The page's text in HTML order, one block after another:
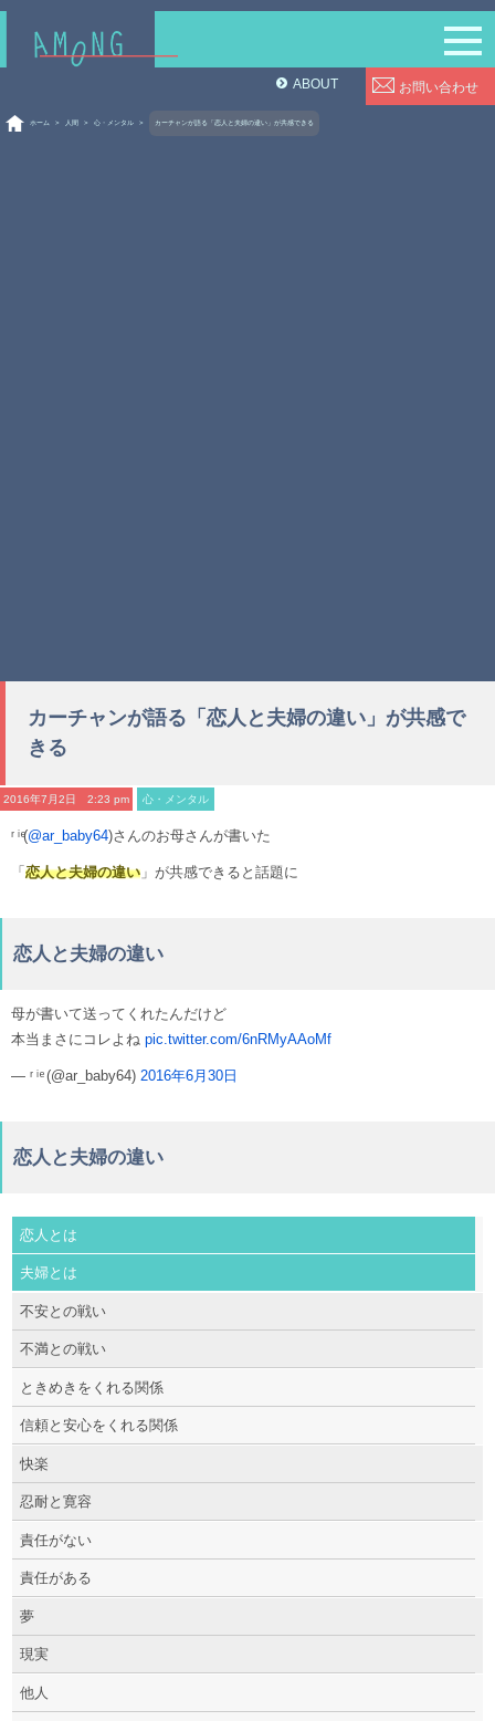
お問い合わせ
ABOUT
ホーム > 人間 > 心・メンタル > カーチャンが語る「恋人と夫婦の違い」が共感できる
カーチャンが語る「恋人と夫婦の違い」が共感で
きる
2016年7月2日 2:23 pm 心・メンタル
ʳ ͥ ͤ(@ar_baby64)さんのお母さんが書いた
「 恋人と夫婦の違い 」が共感できると話題に
恋人と夫婦の違い
母が書いて送ってくれたんだけど
本当まさにコレよね pic.twitter.com/6nRMyAAoMf
— ʳ ͥ ͤ (@ar_baby64) 2016年6月30日
恋人と夫婦の違い
恋人とは
夫婦とは
不安との戦い
不満との戦い
ときめきをくれる関係
信頼と安心をくれる関係
快楽
忍耐と寛容
責任がない
責任がある
夢
現実
他人